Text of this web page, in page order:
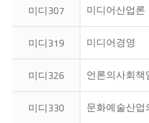
미디307 미디어산업론
미디319 미디어경영
미디326 언론의사회책
미디330 문화예술산업